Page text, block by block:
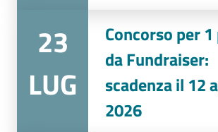
23
LUG
Concorso per
da Fundraiser:
scadenza il 12
2026